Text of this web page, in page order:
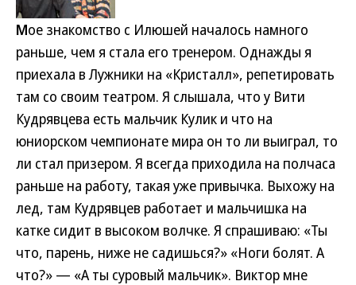
Мое знакомство с Илюшей началось намного
раньше, чем я стала его тренером. Однажды я
приехала в Лужники на «Кристалл», репетировать
там со своим театром. Я слышала, что у Вити
Кудрявцева есть мальчик Кулик и что на
юниорском чемпионате мира он то ли выиграл, то
ли стал призером. Я всегда приходила на полчаса
раньше на работу, такая уже привычка. Выхожу на
лед, там Кудрявцев работает и мальчишка на
катке сидит в высоком волчке. Я спрашиваю: «Ты
что, парень, ниже не садишься?» «Ноги болят. А
что?» — «А ты суровый мальчик». Виктор мне